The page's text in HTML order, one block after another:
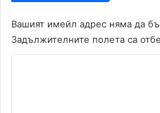
Вашият имейл адрес няма да
Задължителните полета са